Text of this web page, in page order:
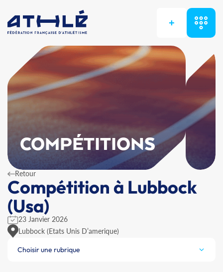
+
COMPÉTITIONS
Retour
Compétition à Lubbock
(Usa)
23 Janvier 2026
Lubbock (Etats Unis D’amerique)
Choisir une rubrique